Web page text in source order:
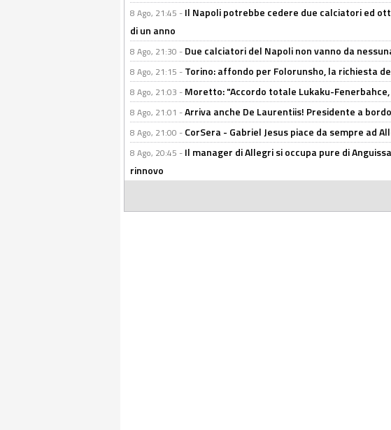
8 Ago, 21:45 - Il Napoli potrebbe cedere due calciatori ed
di un anno
8 Ago, 21:30 - Due calciatori del Napoli non vanno da
8 Ago, 21:15 - Torino: affondo per Folorunsho, la richiesta
8 Ago, 21:03 - Moretto: "Accordo totale Lukaku-
8 Ago, 21:01 -Arriva anche De Laurentiis! Presidente a
8 Ago, 21:00 - CorSera - Gabriel Jesus piace da sempre ad
8 Ago, 20:45 - Il manager di Allegri si occupa pure di
rinnovo